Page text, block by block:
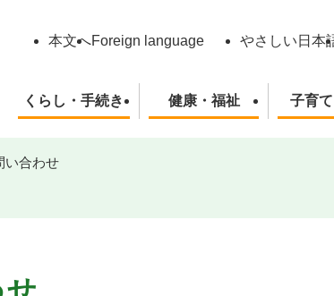
本文へForeign language やさしい日本
くらし・手続き 健康・福祉 子育
い合わせ